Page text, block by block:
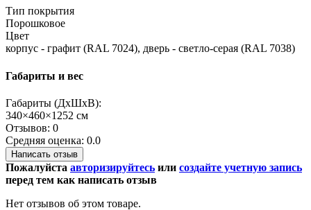
Тип покрытия
Порошковое
Цвет
корпус - графит (RAL 7024), дверь - светло-серая (RAL 7038)
Габариты и вес
Габариты (ДхШхВ):
340×460×1252 см
Отзывов: 0
Средняя оценка: 0.0
Написать отзыв
Пожалуйста авторизируйтесь или создайте учетную запись
перед тем как написать отзыв
Нет отзывов об этом товаре.